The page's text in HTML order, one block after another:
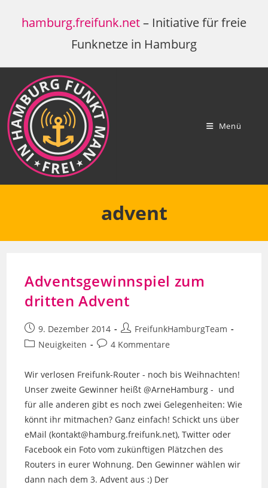
Inhalthamburg.freifunk.net– Initiative für freie
Funknetze in Hamburg
Menü
advent
Adventsgewinnspiel zum
dritten Advent
Beitrag
veröffentlicht:
9. Dezember 2014
Beitrags-
Autor:
FreifunkHamburgTeam
Beitrags-
Neuigkeiten
Beitrags-
4 Kommentare
Wir verlosen Freifunk-Router - noch bis Weihnachten!
Unser zweite Gewinner heißt @ArneHamburg - und
für alle anderen gibt es noch zwei Gelegenheiten: Wie
könnt ihr mitmachen? Ganz einfach! Schickt uns über
eMail (kontakt@hamburg.freifunk.net), Twitter oder
Facebook ein Foto vom zukünftigen Plätzchen des
Routers in eurer Wohnung. Den Gewinner wählen wir
dann nach dem 3. Advent aus :) Der